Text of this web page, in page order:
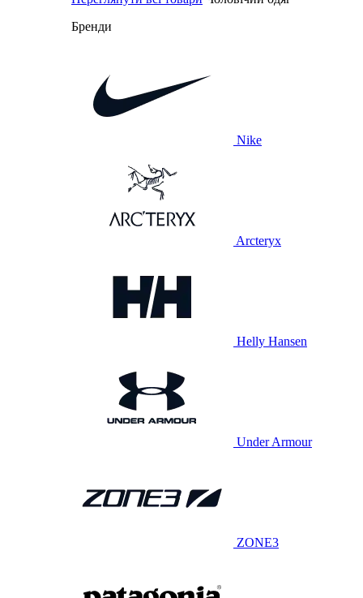
Бренди
Nike
Arcteryx
Helly Hansen
Under Armour
ZONE3